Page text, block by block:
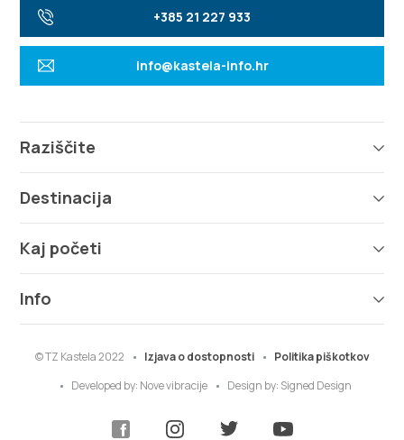
+385 21 227 933
info@kastela-info.hr
Raziščite
Destinacija
Kaj početi
Info
© TZ Kastela 2022 Izjava o dostopnosti
Politika piškotkov
Developed by: Nove vibracije Design by: Signed Design